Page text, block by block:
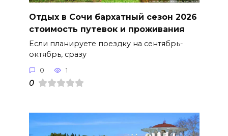
Отдых в Сочи бархатный сезон 2026
стоимость путевок и проживания
Если планируете поездку на сентябрь-
октябрь, сразу
0 1
0